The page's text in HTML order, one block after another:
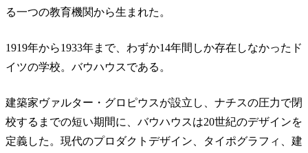
る一つの教育機関から生まれた。
1919年から1933年まで、わずか14年間しか存在しなかったド
イツの学校。バウハウスである。
建築家ヴァルター・グロピウスが設立し、ナチスの圧力で閉
校するまでの短い期間に、バウハウスは20世紀のデザインを
定義した。現代のプロダクトデザイン、タイポグラフィ、建